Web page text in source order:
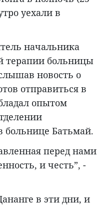
уехали в
начальника
терапии больницы
новость о
отправиться в
опытом
больнице Батьмай.
перед нами
и честь”, -
в эти дни, и